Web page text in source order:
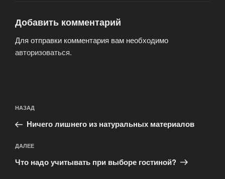
Добавить комментарий
Для отправки комментария вам необходимо
авторизоваться.
по
записям
Предыдущая
запись:
НАЗАД
Ничего лишнего из натуральных материалов
Следующая
запись
ДАЛЕЕ
Что надо учитывать при выборе гостиной?